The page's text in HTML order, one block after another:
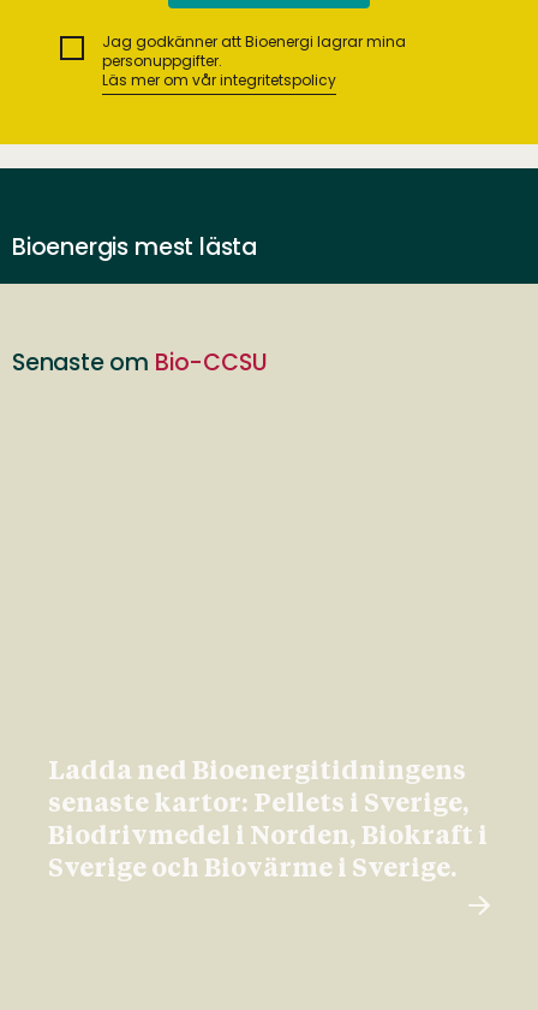
Jag godkänner att Bioenergi lagrar mina
personuppgifter.
Läs mer om vår integritetspolicy
Bioenergis mest lästa
Senaste om Bio-CCSU
Ladda ned Bioenergitidningens
senaste kartor: Pellets i Sverige,
Biodrivmedel i Norden, Biokraft i
Sverige och Biovärme i Sverige.